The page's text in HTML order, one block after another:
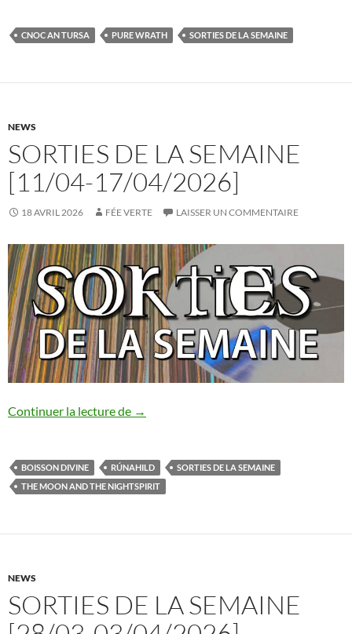
CNOC AN TURSA PURE WRATH SORTIES DE LA SEMAINE
NEWS
SORTIES DE LA SEMAINE
[11/04-17/04/2026]
18 AVRIL 2026 FÉE VERTE LAISSER UN COMMENTAIRE
Continuer la lecture de Sorties de la semaine [11/04-17/04/
→
BOISSON DIVINE RÚNAHILD
SORTIES DE LA SEMAINE
THE MOON AND THE NIGHTSPIRIT
NEWS
SORTIES DE LA SEMAINE